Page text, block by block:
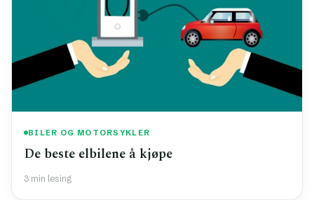
BILER OG MOTORSYKLER
De beste elbilene å kjøpe
3 min lesing